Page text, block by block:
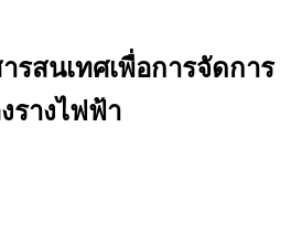
สนเทศเพื่อการจัดการ
รางไฟฟ้า